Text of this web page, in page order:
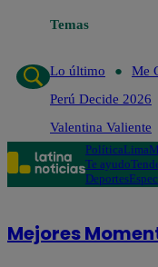
Temas
Lo último
Me
Perú Decide 2026
Valentina Valiente
PolíticaLima
Te ayudo
Deportes
Mejores